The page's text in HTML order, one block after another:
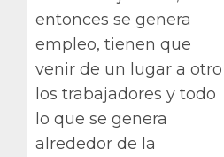
entonces se genera
empleo, tienen que
venir de un lugar a otro
los trabajadores y todo
lo que se genera
alrededor de la